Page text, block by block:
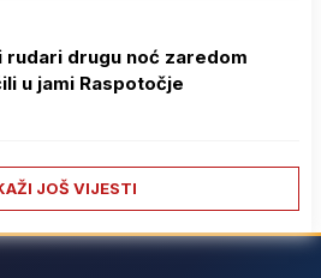
rudari drugu noć zaredom
u jami Raspotočje
JOŠ VIJESTI